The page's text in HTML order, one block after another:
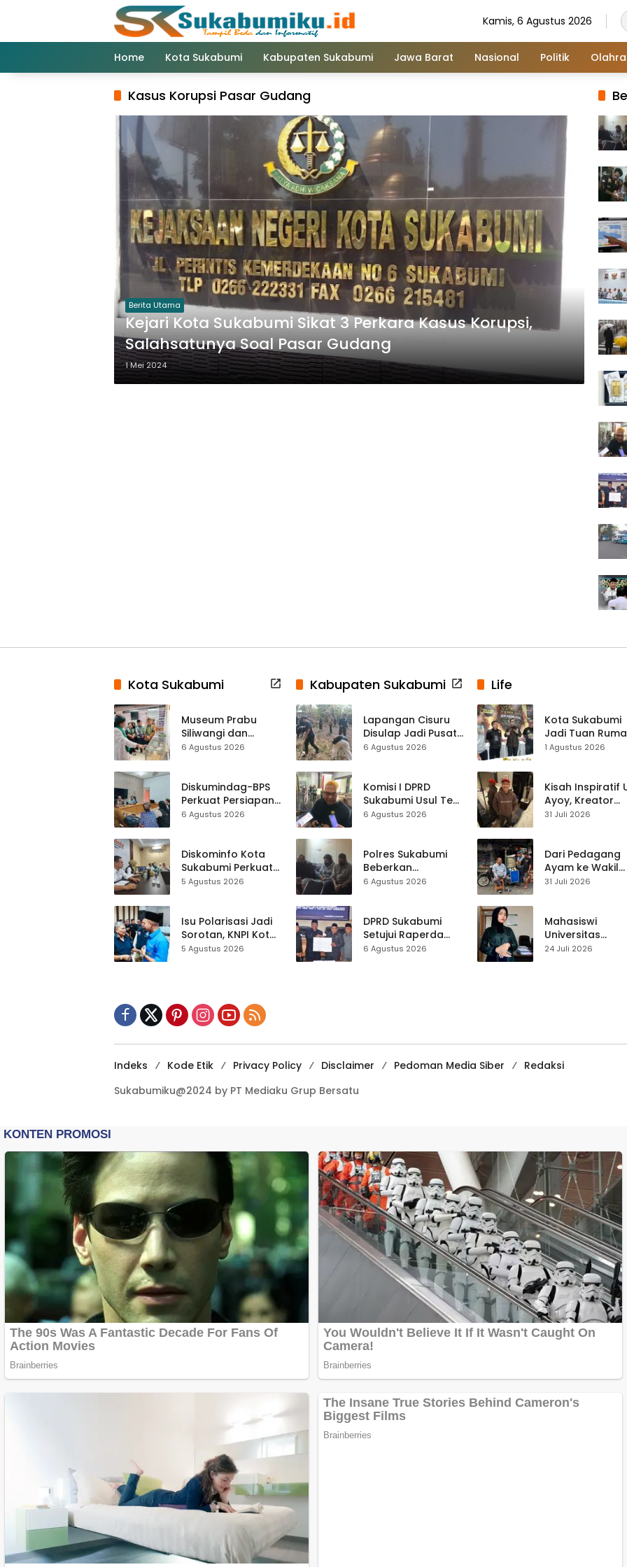
Kamis, 6 Agustus 2026
Home Kota Sukabumi Kabupaten Sukabumi Jawa Barat Nasional Politik
Kasus Korupsi Pasar Gudang
Berita Utama
Kejari Kota Sukabumi Sikat 3 Perkara Kasus Korupsi,
Salahsatunya Soal Pasar Gudang
1 Mei 2024
Kota Sukabumi
Museum Prabu
Siliwangi dan
Museum Keramik
Hampir 500 Koleksi
Dipisahkan
6 Agustus 2026
Diskumindag-BPS
Perkuat Persiapan
Sensus Ekonomi,
Terbuka Beri Data
6 Agustus 2026
Diskominfo Kota
Sukabumi Perkuat
Satu Data
Kewilayahan
Dikebut
5 Agustus 2026
Isu Polarisasi Jadi
Sorotan, KNPI Kota
Sukabumi Ajak
5 Agustus 2026
Kabupaten Sukabumi
Lapangan Cisuru
Disulap Jadi Pusat
Perayaan HUT RI,
Satukan Tenaga
6 Agustus 2026
Komisi I DPRD
Sukabumi Usul Tes
Rambut Jadi
2027
6 Agustus 2026
Polres Sukabumi
Beberkan
Kronologi
dalam Kasus Sabu
6 Agustus 2026
DPRD Sukabumi
Setujui Raperda
Disabilitas,
6 Agustus 2026
Life
Kota Sukabumi
Jadi Tuan
Kontes Batu Akik
1 Agustus 2026
Kisah Inspiratif
Ayoy, Kreator
TikTok Asal
Live Streaming
31 Juli 2026
Dari Pedagang
Ayam ke Wakil
Ketua DPRD, H.
Pasar Cisaat
31 Juli 2026
Mahasiswi
Universitas
Muhammadiyah
24 Juli 2026
Indeks Kode Etik Privacy Policy Disclaimer Pedoman Media Siber
Redaksi
Sukabumiku@2024 by PT Mediaku Grup Bersatu